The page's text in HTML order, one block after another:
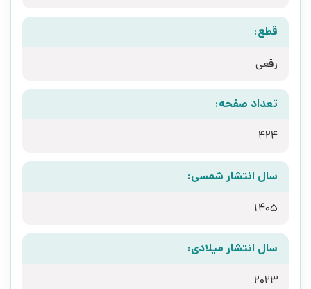
قطع:
رقعی
تعداد صفحه:
424
سال انتشار شمسی:
1405
سال انتشار میلادی:
2023